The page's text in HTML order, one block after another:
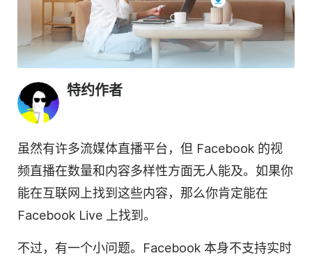
特约作者
虽然有许多流媒体直播平台，但 Facebook 的视
频直播在数量和内容多样性方面无人能及。如果你
能在互联网上找到这些内容，那么你肯定能在
Facebook Live 上找到。
不过，有一个小问题。Facebook 本身不支持实时